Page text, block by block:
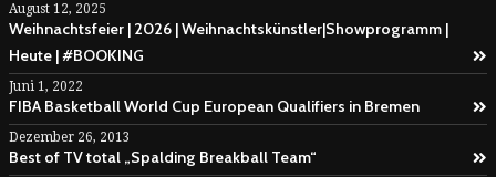
August 12, 2025
Weihnachtsfeier | 2026 | Weihnachtskünstler|Showprogramm |
Heute | #BOOKING
Juni 1, 2022
FIBA Basketball World Cup European Qualifiers in Bremen
Dezember 26, 2013
Best of TV total „Spalding Breakball Team“